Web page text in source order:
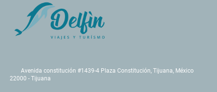
Avenida constitución #1439-4 Plaza Constitución, Tijuana, México
22000 - Tijuana